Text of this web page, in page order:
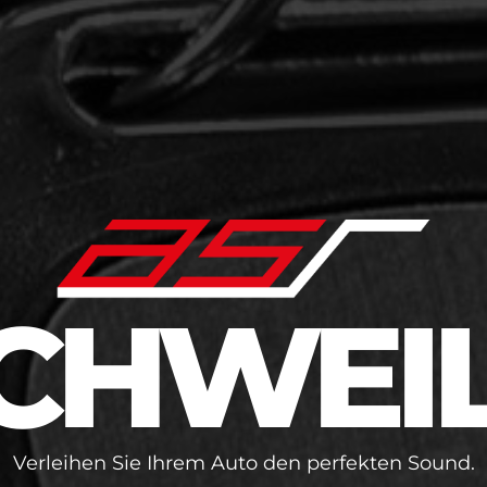
Verleihen Sie Ihrem Auto den perfekten Sound.